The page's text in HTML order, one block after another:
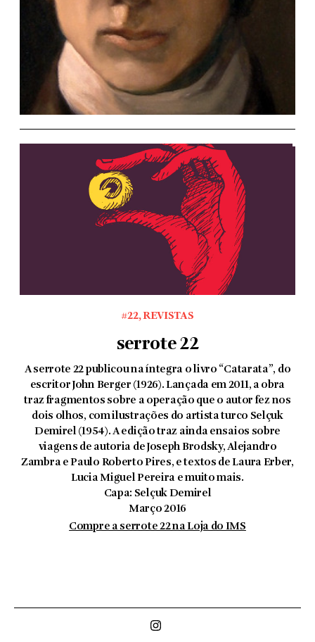
#22,REVISTAS
serrote 22
A serrote 22 publicou na íntegra o livro “Catarata”, do
escritor John Berger (1926). Lançada em 2011, a obra
traz fragmentos sobre a operação que o autor fez nos
dois olhos, com ilustrações do artista turco Selçuk
Demirel (1954). A edição traz ainda ensaios sobre
viagens de autoria de Joseph Brodsky, Alejandro
Zambra e Paulo Roberto Pires, e textos de Laura Erber,
Lucia Miguel Pereira e muito mais.
Capa: Selçuk Demirel
Março 2016
Compre a serrote 22 na Loja do IMS